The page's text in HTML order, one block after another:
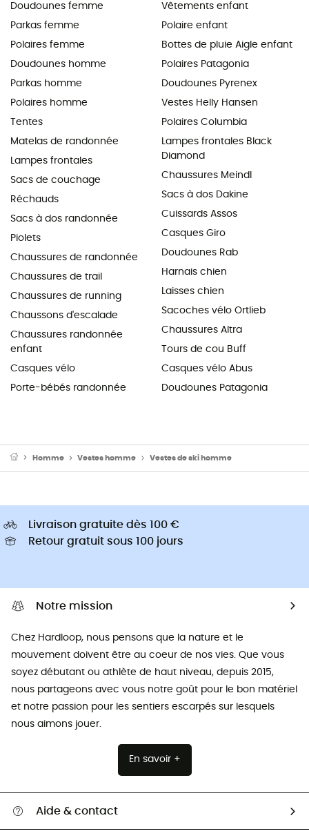
Doudounes femme
Parkas femme
Polaires femme
Doudounes homme
Parkas homme
Polaires homme
Tentes
Matelas de randonnée
Lampes frontales
Sacs de couchage
Réchauds
Sacs à dos randonnée
Piolets
Chaussures de randonnée
Chaussures de trail
Chaussures de running
Chaussons d'escalade
Chaussures randonnée
enfant
Casques vélo
Porte-bébés randonnée
Vêtements enfant
Polaire enfant
Bottes de pluie Aigle enfant
Polaires Patagonia
Doudounes Pyrenex
Vestes Helly Hansen
Polaires Columbia
Lampes frontales Black
Diamond
Chaussures Meindl
Sacs à dos Dakine
Cuissards Assos
Casques Giro
Doudounes Rab
Harnais chien
Laisses chien
Sacoches vélo Ortlieb
Chaussures Altra
Tours de cou Buff
Casques vélo Abus
Doudounes Patagonia
Homme Vestes homme Vestes de ski homme
Livraison gratuite dès 100 €
Retour gratuit sous 100 jours
Notre mission
Chez Hardloop, nous pensons que la nature et le
mouvement doivent être au coeur de nos vies. Que vous
soyez débutant ou athlète de haut niveau, depuis 2015,
nous partageons avec vous notre goût pour le bon matériel
et notre passion pour les sentiers escarpés sur lesquels
nous aimons jouer.
En savoir +
Aide & contact